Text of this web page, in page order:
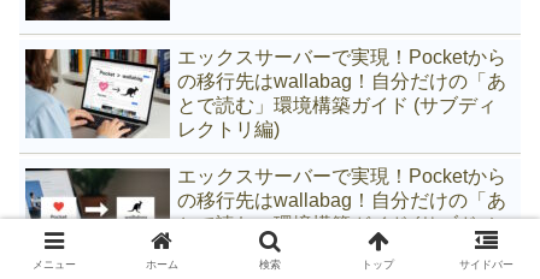
エックスサーバーで実現！Pocketから
の移行先はwallabag！自分だけの「あ
とで読む」環境構築ガイド (サブディ
レクトリ編)
エックスサーバーで実現！Pocketから
の移行先はwallabag！自分だけの「あ
とで読む」環境構築ガイド (サブドメ
メニュー ホーム 検索 トップ サイドバー